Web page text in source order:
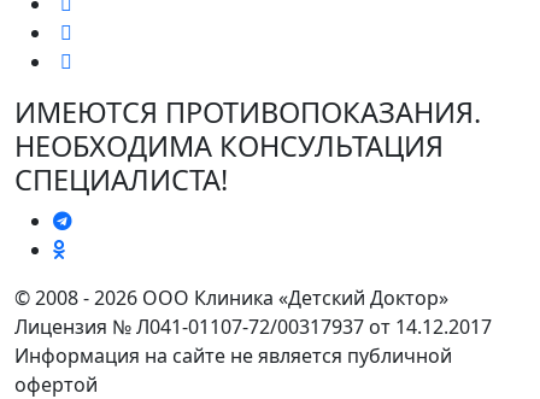
ИМЕЮТСЯ ПРОТИВОПОКАЗАНИЯ.
НЕОБХОДИМА КОНСУЛЬТАЦИЯ
СПЕЦИАЛИСТА!
© 2008 - 2026 ООО Клиника «Детский Доктор»
Лицензия № Л041-01107-72/00317937 от 14.12.2017
Информация на сайте не является публичной
офертой